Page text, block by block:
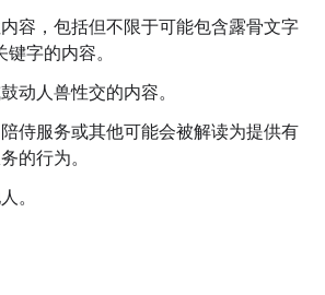
容，包括但不限于可能包含露骨文字
字的内容。
动人兽性交的内容。
侍服务或其他可能会被解读为提供有
的行为。
。